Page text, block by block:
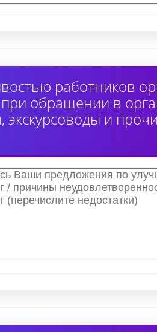
работников
обращении в
экскурсоводы и